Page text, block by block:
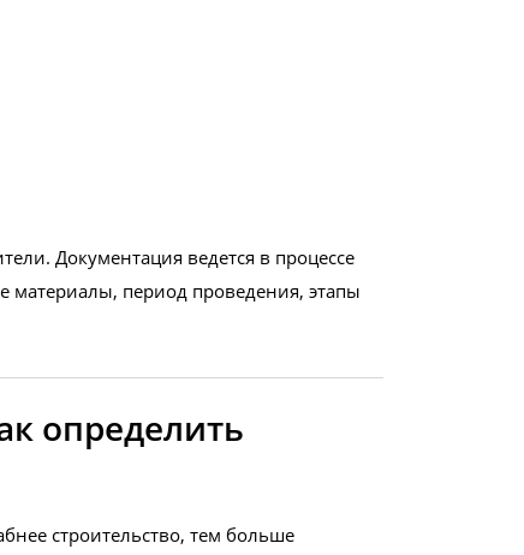
Документация ведется в процессе
материалы, период проведения, этапы
определить
строительство, тем больше